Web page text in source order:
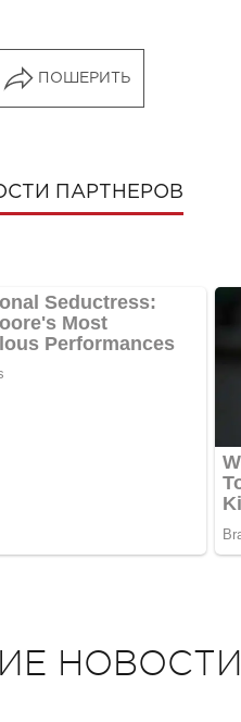
ПОШЕРИТЬ
ПАРТНЕРОВ
НОВОСТИ